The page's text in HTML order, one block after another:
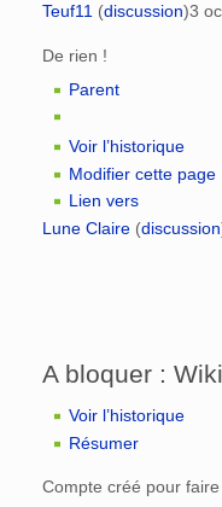
Teuf11 (discussion)3
De rien !
Parent
Voir l’historique
Modifier cette page
Lien vers
Lune Claire (discussion
A bloquer :
Voir l’historique
Résumer
Compte créé pour